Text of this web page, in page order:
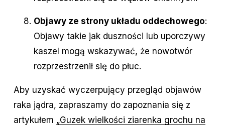
Objawy ze strony układu oddechowego:
Objawy takie jak duszności lub uporczywy
kaszel mogą wskazywać, że nowotwór
rozprzestrzenił się do płuc.
Aby uzyskać wyczerpujący przegląd objawów
raka jądra, zapraszamy do zapoznania się z
artykułem „Guzek wielkości ziarenka grochu na